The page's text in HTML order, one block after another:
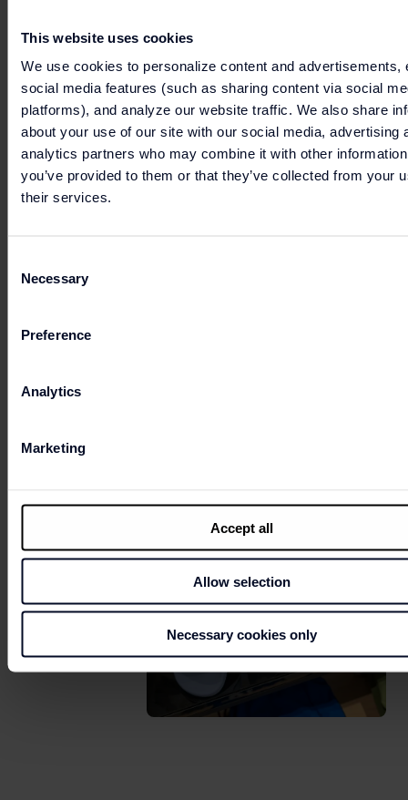
This website uses cookies
We use cookies to personalize content and advertisements,
social media features (such as sharing content via social
platforms), and analyze our website traffic. We also share
about your use of our site with our social media, advertising
analytics partners who may combine it with other
you’ve provided to them or that they’ve collected from your
their services.
Selection
Necessary
Preference
Analytics
Marketing
Accept all
Allow selection
Necessary cookies only